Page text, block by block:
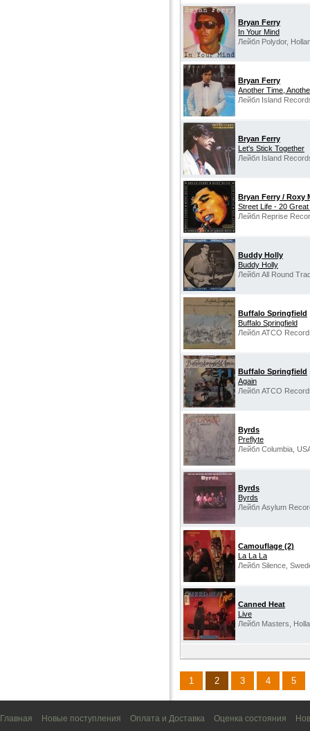
Bryan Ferry
In Your Mind
Лейбл Polydor,
Bryan Ferry
Another Time,
Лейбл Island
Bryan Ferry
Let's Stick Together
Лейбл Island
Bryan Ferry / Roxy
Street Life - 20
Лейбл Reprise
Buddy Holly
Buddy Holly
Лейбл All Round
Buffalo Springfield
Buffalo Springfield
Лейбл ATCO
Buffalo Springfield
Again
Лейбл ATCO
Byrds
Preflyte
Лейбл Columbia,
Byrds
Byrds
Лейбл Asylum
Camouflage (2)
La La La
Лейбл Silence,
Canned Heat
Live
Лейбл Masters,
1 2 3 4 5
Главная Новые поступления Оплата и Доставка Оценка состояния